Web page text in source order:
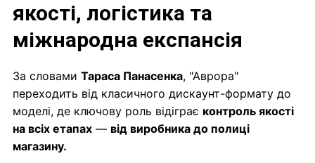
якості, логістика та
міжнародна експансія
За словами Тараса Панасенка, "Аврора"
переходить від класичного дискаунт-формату до
моделі, де ключову роль відіграє контроль якості
на всіх етапах — від виробника до полиці
магазину.